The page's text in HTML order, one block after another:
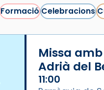
FormacióCelebracions
Missa
Adrià del
11:00